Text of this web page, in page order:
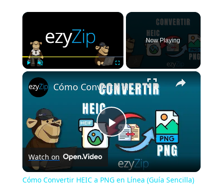
×
Now Playing
×
Play
Video
Cómo Convertir HEIC a PNG en Línea (Guía Sencilla)
Watch on
Cómo Convertir HEIC a PNG en Línea (Guía Sencilla)